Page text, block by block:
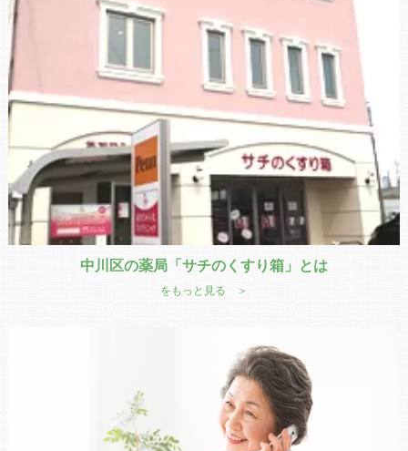
中川区の薬局「サチのくすり箱」とは
をもっと見る ＞